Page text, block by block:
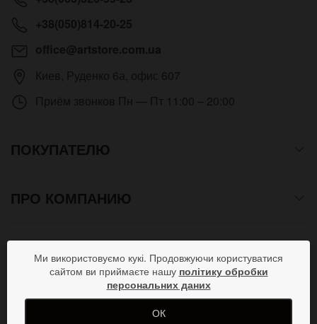
ПОКУПАТЕЛЮ
ПРО КОМПАНИЮ
СПОСОБЫ ОПЛАТЫ
ПРИСОЕДИНЯЙСЯ В СОЦСЕТЯХ
Ми використовуємо кукі. Продовжуючи користуватися
сайтом ви приймаєте нашу політику обробки
персональних даних
ОК